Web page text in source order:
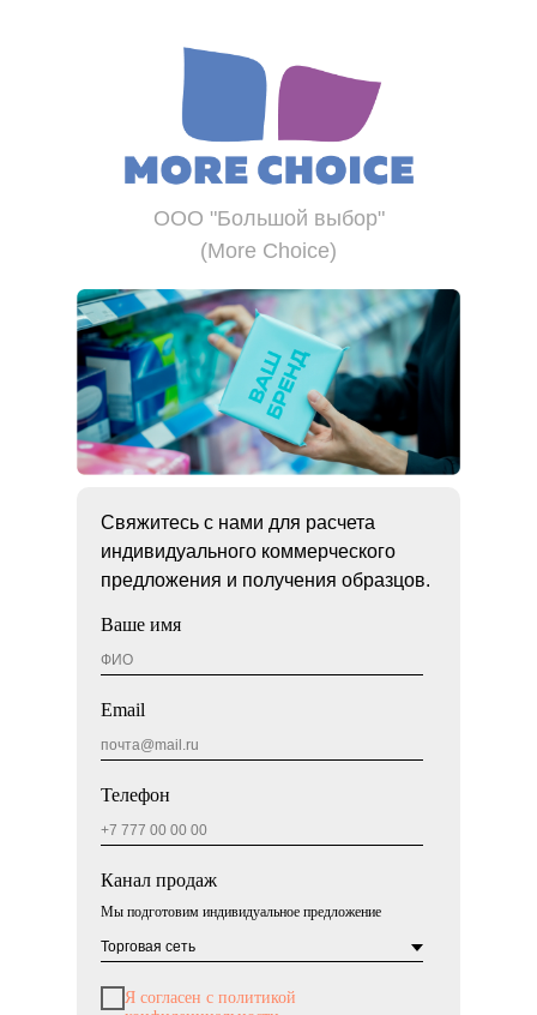
Ваше имя
Email
Телефон
Канал продаж
Мы подготовим индивидуальное предложение
Я согласен с политикой
ООО "Большой выбор"
(More Choice)
Свяжитесь с нами для расчета
индивидуального коммерческого
предложения и получения образцов.